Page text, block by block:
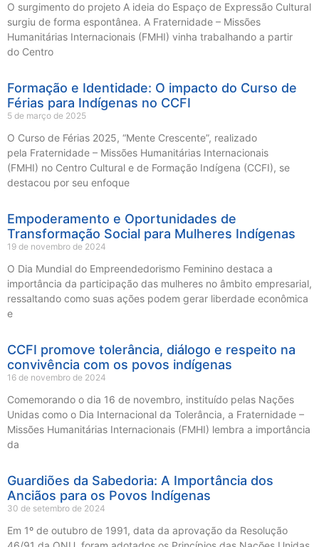
O surgimento do projeto A ideia do Espaço de Expressão Cultural
surgiu de forma espontânea. A Fraternidade – Missões
Humanitárias Internacionais (FMHI) vinha trabalhando a partir
do Centro
Formação e Identidade: O impacto do Curso de
Férias para Indígenas no CCFI
5 de março de 2025
O Curso de Férias 2025, “Mente Crescente”, realizado
pela Fraternidade – Missões Humanitárias Internacionais
(FMHI) no Centro Cultural e de Formação Indígena (CCFI), se
destacou por seu enfoque
Empoderamento e Oportunidades de
Transformação Social para Mulheres Indígenas
19 de novembro de 2024
O Dia Mundial do Empreendedorismo Feminino destaca a
importância da participação das mulheres no âmbito empresarial,
ressaltando como suas ações podem gerar liberdade econômica
e
CCFI promove tolerância, diálogo e respeito na
convivência com os povos indígenas
16 de novembro de 2024
Comemorando o dia 16 de novembro, instituído pelas Nações
Unidas como o Dia Internacional da Tolerância, a Fraternidade –
Missões Humanitárias Internacionais (FMHI) lembra a importância
da
Guardiões da Sabedoria: A Importância dos
Anciãos para os Povos Indígenas
30 de setembro de 2024
Em 1º de outubro de 1991, data da aprovação da Resolução